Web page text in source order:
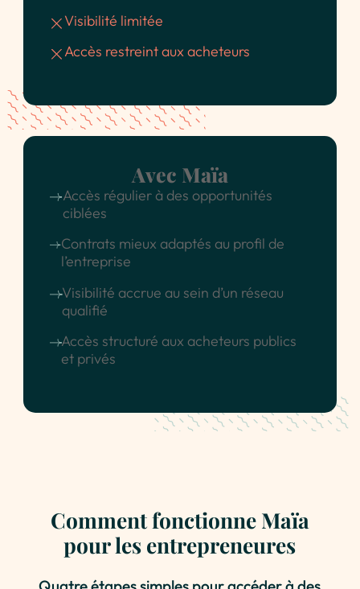
Visibilité limitée
Accès restreint aux acheteurs
Avec Maïa
Accès régulier à des opportunités
ciblées
Contrats mieux adaptés au profil de
l’entreprise
Visibilité accrue au sein d’un réseau
qualifié
Accès structuré aux acheteurs publics
et privés
Comment fonctionne Maïa
pour les entrepreneures